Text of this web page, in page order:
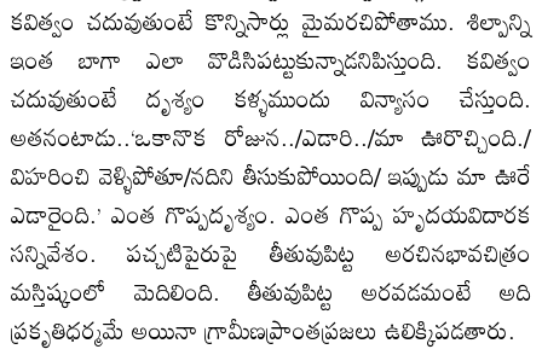
కవిత్వం చదువుతుంటే కొన్నిసార్లు మైమరచిపోతాము. శిల్పాన్ని
ఇంత బాగా ఎలా వొడిసిపట్టుకున్నాడనిపిస్తుంది. కవిత్వం
చదువుతుంటే దృశ్యం కళ్ళముందు విన్యాసం చేస్తుంది.
అతనంటాడు..‘ఒకానొక రోజున../ఎడారి../మా ఊరొచ్చింది./
విహరించి వెళ్ళిపోతూ/నదిని తీసుకుపోయింది/ ఇప్పుడు మా ఊరే
ఎడారైంది.’ ఎంత గొప్పదృశ్యం. ఎంత గొప్ప హృదయవిదారక
సన్నివేశం. పచ్చటిపైరుపై తీతువుపిట్ట అరచినభావచిత్రం
మస్తిష్కంలో మెదిలింది. తీతువుపిట్ట అరవడమంటే అది
ప్రకృతిధర్మమే అయినా గ్రామీణప్రాంతప్రజలు ఉలిక్కిపడతారు.